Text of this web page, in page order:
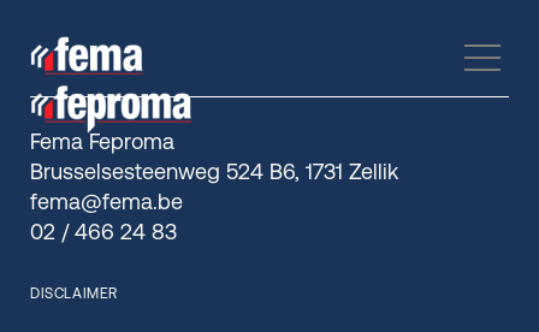
Fema Feproma
Brusselsesteenweg 524 B6, 1731 Zellik
fema@fema.be
02 / 466 24 83
DISCLAIMER